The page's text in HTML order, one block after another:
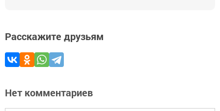
Расскажите друзьям
Нет комментариев